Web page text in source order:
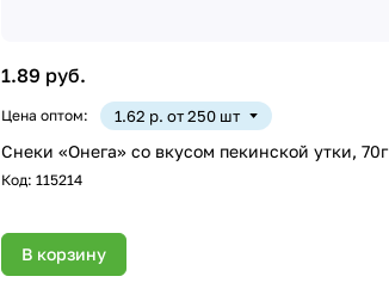
1.89 руб.
Цена оптом: 1.62 р. от 250 шт
Снеки «Онега» со вкусом пекинской утки, 70г
Код: 115214
В корзину